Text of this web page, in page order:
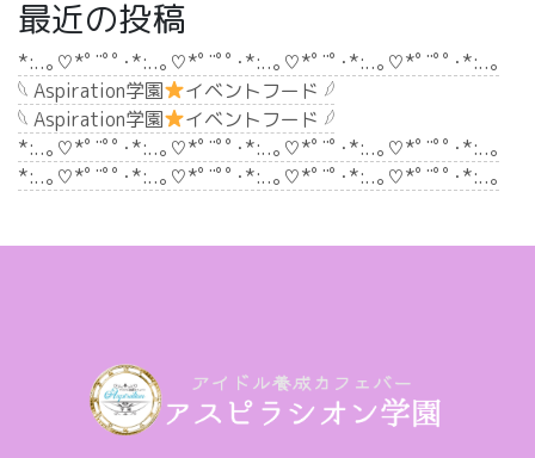
最近の投稿
*:..｡♡*ﾟ¨ﾟﾟ･*:..｡♡*ﾟ¨ﾟﾟ･*:..｡♡*ﾟ¨ﾟ･*:..｡♡*ﾟ¨ﾟﾟ･*:..｡
𓆩 Aspiration学園
イベントフード 𓆪
𓆩 Aspiration学園
イベントフード 𓆪
*:..｡♡*ﾟ¨ﾟﾟ･*:..｡♡*ﾟ¨ﾟﾟ･*:..｡♡*ﾟ¨ﾟ･*:..｡♡*ﾟ¨ﾟﾟ･*:..｡
*:..｡♡*ﾟ¨ﾟﾟ･*:..｡♡*ﾟ¨ﾟﾟ･*:..｡♡*ﾟ¨ﾟ･*:..｡♡*ﾟ¨ﾟﾟ･*:..｡